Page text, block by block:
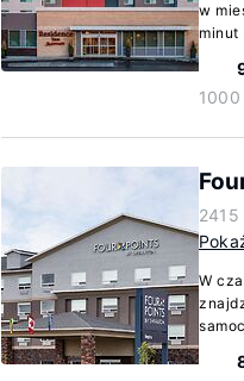
w
minut
1000
2415
W